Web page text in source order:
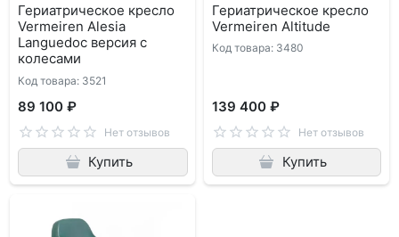
Гериатрическое кресло
Vermeiren Alesia
Languedoc версия с
колесами
Код товара: 3521
89 100 ₽
Нет отзывов
Купить
Гериатрическое кресло
Vermeiren Altitude
Код товара: 3480
139 400 ₽
Нет отзывов
Купить